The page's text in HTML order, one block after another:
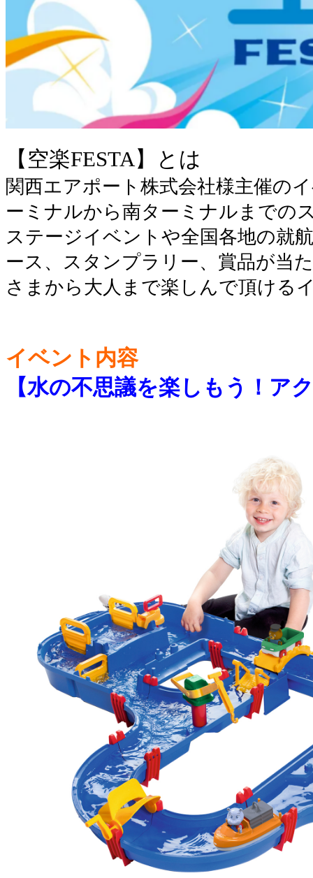
【空楽FESTA】とは
関西エアポート株式会社様主催の
ーミナルから南ターミナルまでの
ステージイベントや全国各地の就
ース、スタンプラリー、賞品が当
さまから大人まで楽しんで頂ける
イベント内容
【水の不思議を楽しもう！ア